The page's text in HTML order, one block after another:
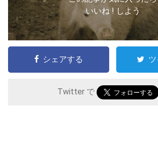
いいね ! しよう
シェアする
Twitter で